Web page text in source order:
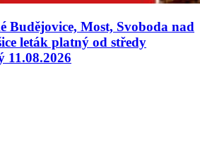
Budějovice, Most, Svoboda nad
leták platný od středy
11.08.2026